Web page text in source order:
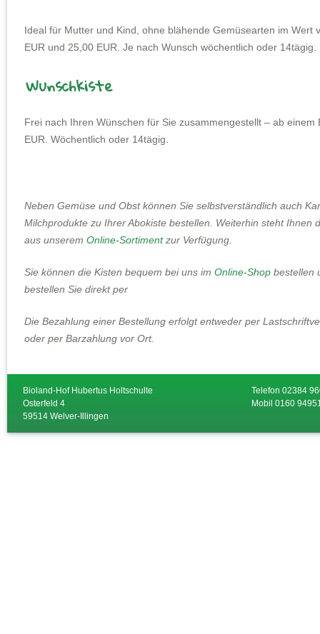
Ideal für Mutter und Kind, ohne blähende Gemüsearten im Wert
EUR und 25,00 EUR. Je nach Wunsch wöchentlich oder 14tägig.
Wunschkiste
Frei nach Ihren Wünschen für Sie zusammengestellt – ab einem
EUR. Wöchentlich oder 14tägig.
Neben Gemüse und Obst können Sie selbstverständlich auch
Milchprodukte zu Ihrer Abokiste bestellen. Weiterhin steht Ihnen
aus unserem Online-Sortimentzur Verfügung.
Sie können die Kisten bequem bei uns im Online-Shop bestellen
bestellen Sie direkt per
Die Bezahlung einer Bestellung erfolgt entweder per
oder per Barzahlung vor Ort.
Bioland-Hof Hubertus Holtschulte
Osterfeld 4
59514 Welver-Illingen
Telefon 02384
Mobil 0160